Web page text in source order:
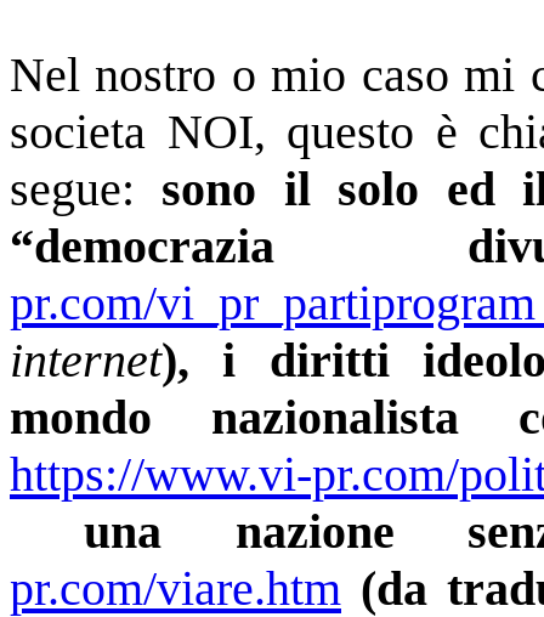
Nel nostro o mio caso mi
societa NOI, questo è
segue: sono il solo ed
“democrazia
pr.com/
internet), i diritti
mondo
https://www.vi-pr.com/
una nazione
pr.com/viare.htm (da